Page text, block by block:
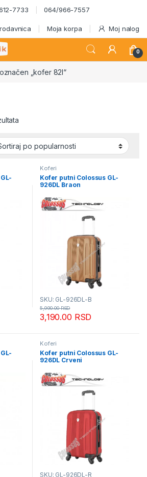
7733 064/966-7557
Moja korpa Moj nalog
0
„kofer 82l“
Sortirano po popularnosti
Koferi
Kofer putni Colossus GL-
926DL Braon
SKU: GL-926DL-B
3,190.00 RSD
5,990.00RSD
Koferi
Kofer putni Colossus GL-
926DL Crveni
SKU: GL-926DL-R